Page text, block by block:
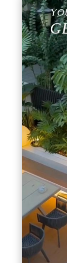
频
播
放
器